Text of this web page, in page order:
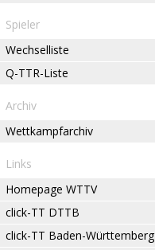
Spieler
Wechselliste
Q-TTR-Liste
Archiv
Wettkampfarchiv
Links
Homepage WTTV
click-TT DTTB
click-TT Baden-Württemberg